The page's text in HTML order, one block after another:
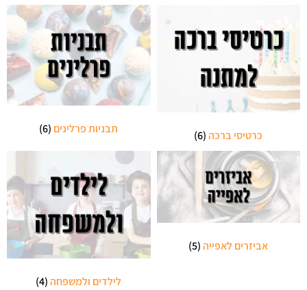
כרטיסי ברכה(6) תבניות פרלינים (6)
אביזרים לאפייה(5)
לילדים ולמשפחה(4)